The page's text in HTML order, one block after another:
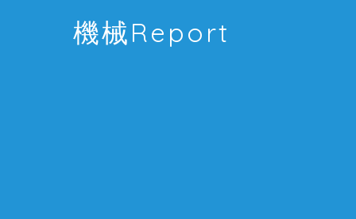
機械Report